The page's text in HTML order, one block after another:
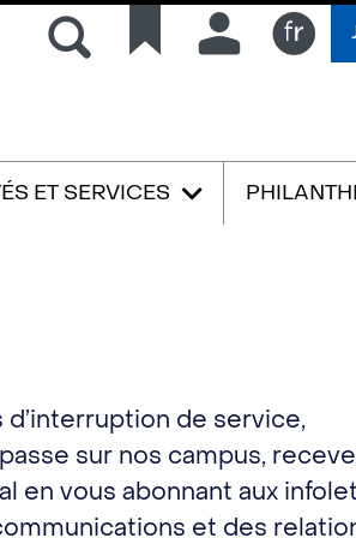
Rechercher Liens Connexion
ET SERVICES
de service,
sur nos campus,
en vous abonnant aux
et des